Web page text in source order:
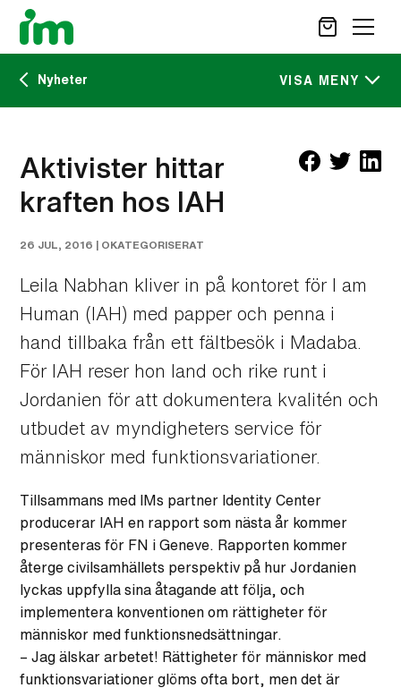
OM IM
CAREER SITE
KONTAKT
VAD VI GÖR
AKTUELLT
SÖK
Nyheter VISA MENY
Aktivister hittar
kraften hos IAH
26 JUL, 2016 | OKATEGORISERAT
Leila Nabhan kliver in på kontoret för I am
Human (IAH) med papper och penna i
hand tillbaka från ett fältbesök i Madaba.
För IAH reser hon land och rike runt i
Jordanien för att dokumentera kvalitén och
utbudet av myndigheters service för
människor med funktionsvariationer.
Tillsammans med IMs partner Identity Center
producerar IAH en rapport som nästa år kommer
presenteras för FN i Geneve. Rapporten kommer
återge civilsamhällets perspektiv på hur Jordanien
lyckas uppfylla sina åtagande att följa, och
implementera konventionen om rättigheter för
människor med funktionsnedsättningar.
– Jag älskar arbetet! Rättigheter för människor med
funktionsvariationer glöms ofta bort, men det är